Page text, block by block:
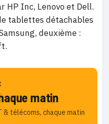
HP Inc, Lenovo et Dell.
tablettes détachables
deuxième :
matin
télécoms, chaque matin